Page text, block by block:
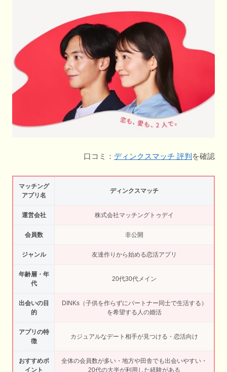
口コミ： ディンクスマッチ 評判 を確認
マッチング
アプリ名
ディンクスマッチ
運営会社 株式会社マッチングトゥデイ
会員数 非公開
ジャンル 友達作りから始める恋活アプリ
年齢層・年
代
20代30代メイン
出会いの目
的
DINKs（子供を作らずにパートナー同士で生活する）
を希望する人の婚活
アプリの特
徴
カジュアルなデート相手が見つける・恋活向け
おすすめポ
イント
全体の会員数が多い・地方や田舎でも出会いやすい・
20代の大半が利用した経験がある